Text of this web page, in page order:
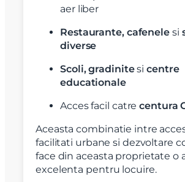
aer liber
Restaurante, cafenele si
diverse
Scoli, gradinitesi centre
educationale
Acces facil catrecentura
Aceasta combinatie intre
facilitati urbane si dezvoltare
face din aceasta proprietate o
excelenta pentru locuire.
Vreau sa fiu
Nume
Telefon